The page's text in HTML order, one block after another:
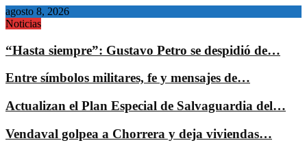
agosto 8, 2026
Noticias
“Hasta siempre”: Gustavo Petro se despidió de…
Entre símbolos militares, fe y mensajes de…
Actualizan el Plan Especial de Salvaguardia del…
Vendaval golpea a Chorrera y deja viviendas…